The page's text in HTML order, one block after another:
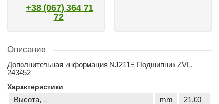
+38 (067) 364 71
72
Описание
Дополнительная информация NJ211E Подшипник ZVL,
243452
Характеристики
Высота, L mm
21,00